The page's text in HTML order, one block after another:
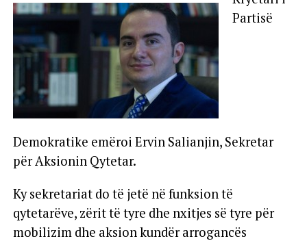
Partisë
Demokratike emëroi Ervin Salianjin, Sekretar
për Aksionin Qytetar.
Ky sekretariat do të jetë në funksion të
qytetarëve, zërit të tyre dhe nxitjes së tyre për
mobilizim dhe aksion kundër arrogancës